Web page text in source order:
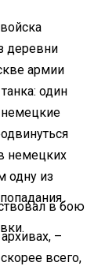
деревни
армии
один
немецких
одну из
в бою
–
всего,